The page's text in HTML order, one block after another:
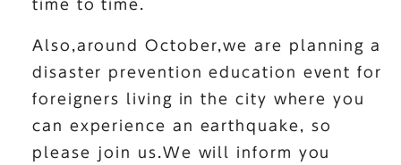
time to time.
Also,around October,we are planning a
disaster prevention education event for
foreigners living in the city where you
can experience an earthquake, so
please join us.We will inform you